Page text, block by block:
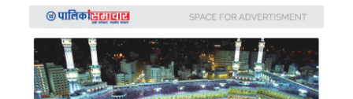
समाचार
अन्तरवार्ता
फोटो